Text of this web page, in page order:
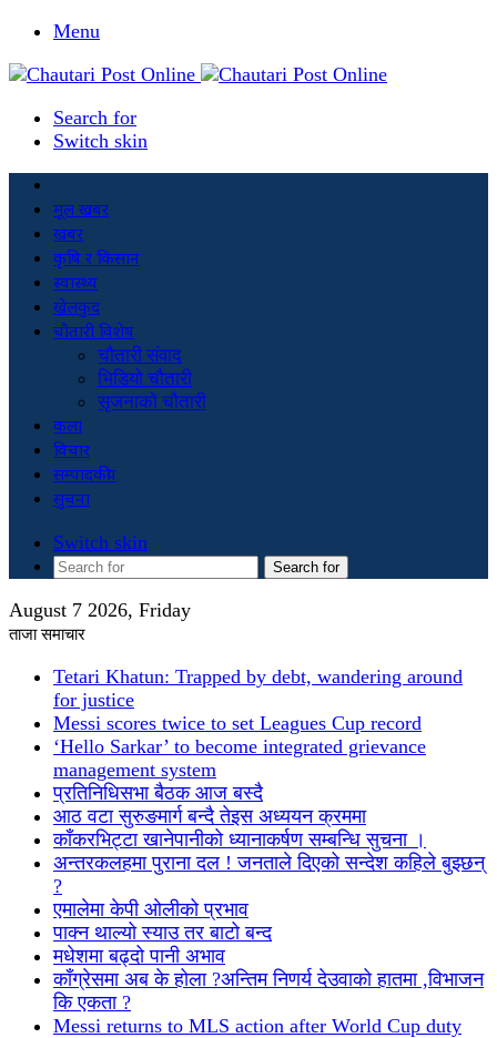
Menu
Search for
Switch skin
मूल खबर
खबर
कृषि र किसान
स्वास्थ्य
खेलकुद
चौतारी विशेष
चौतारी संवाद
भिडियो चौतारी
सृजनाको चौतारी
कला
विचार
सम्पादकीय
सुचना
Switch skin
Search for
August 7 2026, Friday
ताजा समाचार
Tetari Khatun: Trapped by debt, wandering around
for justice
Messi scores twice to set Leagues Cup record
‘Hello Sarkar’ to become integrated grievance
management system
प्रतिनिधिसभा बैठक आज बस्दै
आठ वटा सुरुङमार्ग बन्दै तेइस अध्ययन क्रममा
काँकरभिट्टा खानेपानीको ध्यानाकर्षण सम्बन्धि सुचना ।
अन्तरकलहमा पुराना दल ! जनताले दिएको सन्देश कहिले बुझ्छन्
?
एमालेमा केपी ओलीको प्रभाव
पाक्न थाल्यो स्याउ तर बाटो बन्द
मधेशमा बढ्दो पानी अभाव
काँग्रेसमा अब के होला ?अन्तिम निणर्य देउवाको हातमा ,विभाजन
कि एकता ?
Messi returns to MLS action after World Cup duty